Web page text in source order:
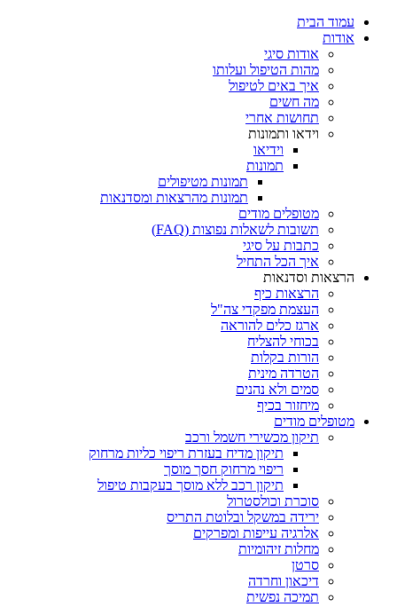
עמוד הבית
אודות
אודות סיגי
מהות הטיפול ועלותו
איך באים לטיפול
מה חשים
תחושות אחרי
וידאו ותמונות
וידיאו
תמונות
תמונות מטיפולים
תמונות מהרצאות ומסדנאות
מטופלים מודים
תשובות לשאלות נפוצות (FAQ)
כתבות על סיגי
איך הכל התחיל
הרצאות וסדנאות
הרצאות כיף
העצמת מפקדי צה"ל
ארגז כלים להוראה
בכוחי להצליח
הורות בקלות
הטרדה מינית
סמים ולא נהנים
מיחזור בכיף
מטופלים מודים
תיקון מכשירי חשמל ורכב
תיקון מדיח בעזרת ריפוי כליות מרחוק
ריפוי מרחוק חסך מוסך
תיקון רכב ללא מוסך בעקבות טיפול
סוכרת וכולסטרול
ירידה במשקל ובלוטת התריס
אלרגיה עייפות ומפרקים
מחלות זיהומיות
סרטן
דיכאון וחרדה
תמיכה נפשית